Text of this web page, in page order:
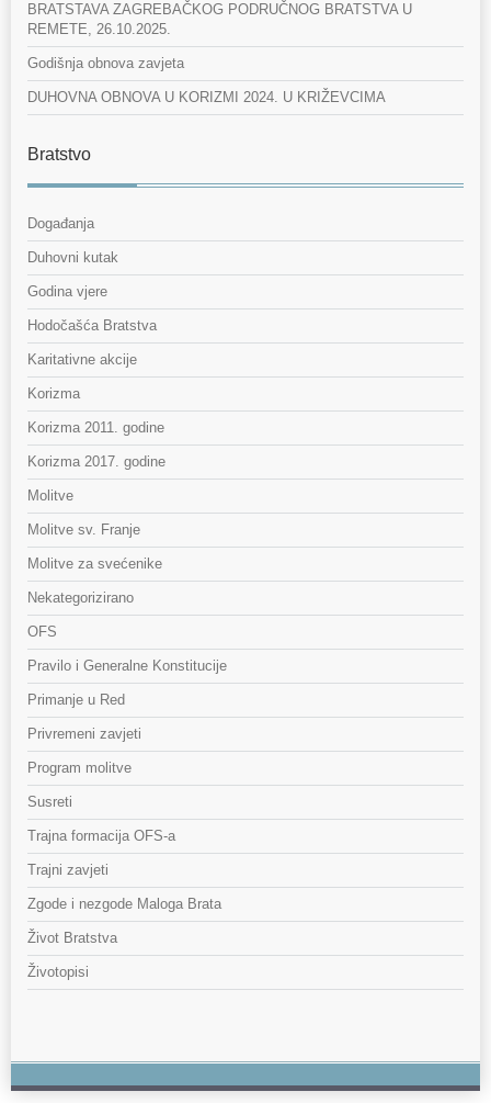
BRATSTAVA ZAGREBAČKOG PODRUČNOG BRATSTVA U
REMETE, 26.10.2025.
Godišnja obnova zavjeta
DUHOVNA OBNOVA U KORIZMI 2024. U KRIŽEVCIMA
Bratstvo
Događanja
Duhovni kutak
Godina vjere
Hodočašća Bratstva
Karitativne akcije
Korizma
Korizma 2011. godine
Korizma 2017. godine
Molitve
Molitve sv. Franje
Molitve za svećenike
Nekategorizirano
OFS
Pravilo i Generalne Konstitucije
Primanje u Red
Privremeni zavjeti
Program molitve
Susreti
Trajna formacija OFS-a
Trajni zavjeti
Zgode i nezgode Maloga Brata
Život Bratstva
Životopisi